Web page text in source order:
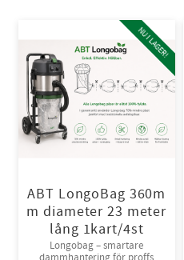
ABT LongoBag 360m
m diameter 23 meter
lång 1kart/4st
Longobag – smartare
NU I LAGER!